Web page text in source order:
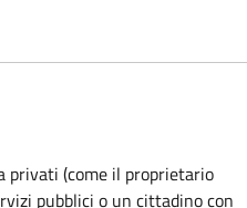
privati (come il proprietario
pubblici o un cittadino con